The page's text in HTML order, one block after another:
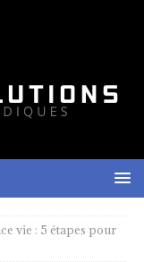
vie : 5 étapes pour